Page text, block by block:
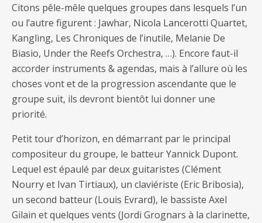
Citons pêle-mêle quelques groupes dans lesquels l’un
ou l’autre figurent : Jawhar, Nicola Lancerotti Quartet,
Kangling, Les Chroniques de l’inutile, Melanie De
Biasio, Under the Reefs Orchestra, …). Encore faut-il
accorder instruments & agendas, mais à l’allure où les
choses vont et de la progression ascendante que le
groupe suit, ils devront bientôt lui donner une
priorité.
Petit tour d’horizon, en démarrant par le principal
compositeur du groupe, le batteur Yannick Dupont.
Lequel est épaulé par deux guitaristes (Clément
Nourry et Ivan Tirtiaux), un claviériste (Eric Bribosia),
un second batteur (Louis Evrard), le bassiste Axel
Gilain et quelques vents (Jordi Grognars à la clarinette,